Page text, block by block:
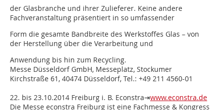
der Glasbranche und ihrer Zulieferer. Keine andere
Fachveranstaltung präsentiert in so umfassender
Form die gesamte Bandbreite des Werkstoffes Glas – von
der Herstellung über die Verarbeitung und
Anwendung bis hin zum Recycling.
Messe Düsseldorf GmbH, Messeplatz, Stockumer
Kirchstraße 61, 40474 Düsseldorf, Tel.: +49 211 4560-01
22. bis 23.10.2014 Freiburg i. B. Econstra⇥www.econstra.de
Die Messe econstra Freiburg ist eine Fachmesse & Kongress